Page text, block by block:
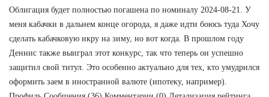
Облигация будет полностью погашена по номиналу 2024-08-21. У
меня кабачки в дальнем конце огорода, я даже идти боюсь туда Хочу
сделать кабачковую икру на зиму, но вот когда. В прошлом году
Деннис также выиграл этот конкурс, так что теперь он успешно
защитил свой титул. Это особенно актуально для тех, кто умудрился
оформить заем в иностранной валюте (ипотеку, например).